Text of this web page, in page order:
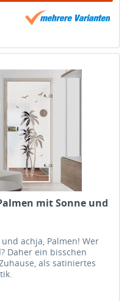
mit Sonne und
achja, Palmen! Wer
Daher ein bisschen
als satiniertes